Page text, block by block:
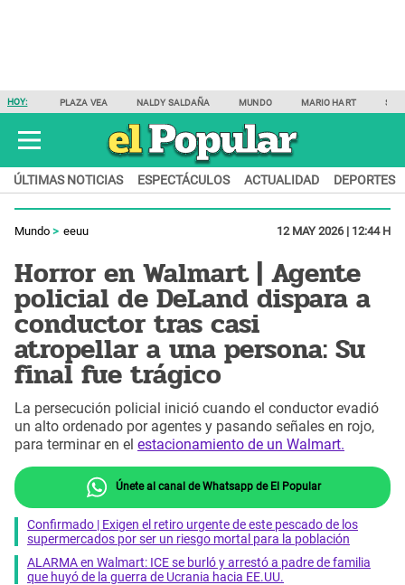
HOY: PLAZA VEA NALDY SALDAÑA MUNDO MARIO HART
ÚLTIMAS NOTICIAS ESPECTÁCULOS ACTUALIDAD DEPORTES
Mundo eeuu 12 MAY 2026 | 12:44 H
Horror en Walmart | Agente
policial de DeLand dispara a
conductor tras casi
atropellar a una persona: Su
final fue trágico
La persecución policial inició cuando el conductor evadió
un alto ordenado por agentes y pasando señales en rojo,
para terminar en el estacionamiento de un Walmart.
Únete al canal de Whatsapp de El Popular
Confirmado | Exigen el retiro urgente de este pescado de los
supermercados por ser un riesgo mortal para la población
ALARMA en Walmart: ICE se burló y arrestó a padre de familia
que huyó de la guerra de Ucrania hacia EE.UU.